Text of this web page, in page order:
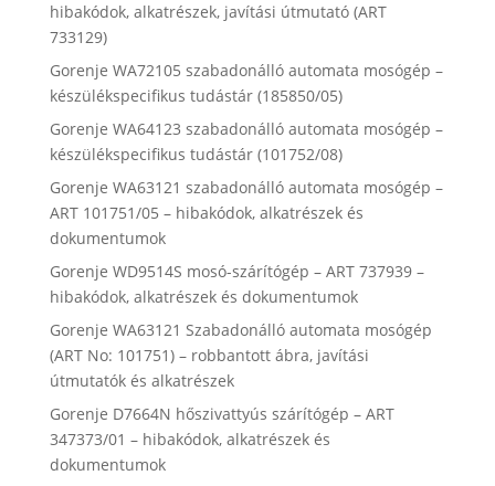
hibakódok, alkatrészek, javítási útmutató (ART
733129)
Gorenje WA72105 szabadonálló automata mosógép –
készülékspecifikus tudástár (185850/05)
Gorenje WA64123 szabadonálló automata mosógép –
készülékspecifikus tudástár (101752/08)
Gorenje WA63121 szabadonálló automata mosógép –
ART 101751/05 – hibakódok, alkatrészek és
dokumentumok
Gorenje WD9514S mosó-szárítógép – ART 737939 –
hibakódok, alkatrészek és dokumentumok
Gorenje WA63121 Szabadonálló automata mosógép
(ART No: 101751) – robbantott ábra, javítási
útmutatók és alkatrészek
Gorenje D7664N hőszivattyús szárítógép – ART
347373/01 – hibakódok, alkatrészek és
dokumentumok